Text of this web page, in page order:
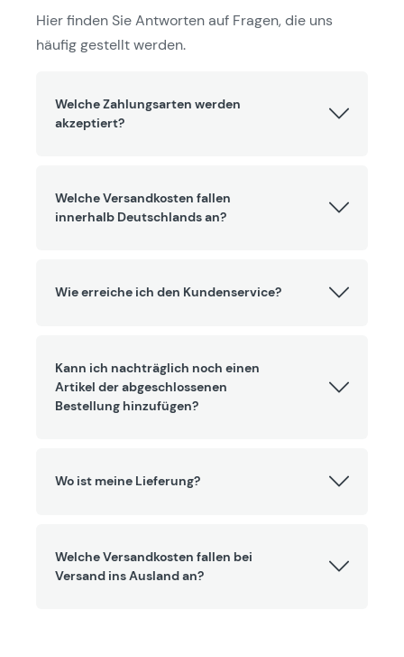
Hier finden Sie Antworten auf Fragen, die uns
häufig gestellt werden.
Welche Zahlungsarten werden
akzeptiert?
Welche Versandkosten fallen
innerhalb Deutschlands an?
Wie erreiche ich den Kundenservice?
Kann ich nachträglich noch einen
Artikel der abgeschlossenen
Bestellung hinzufügen?
Wo ist meine Lieferung?
Welche Versandkosten fallen bei
Versand ins Ausland an?